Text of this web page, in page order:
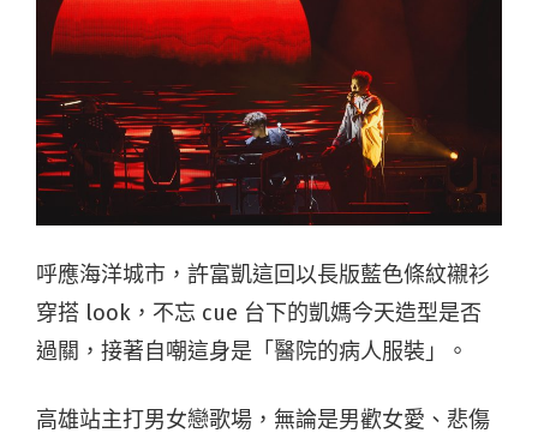
呼應海洋城市，許富凱這回以長版藍色條紋襯衫
穿搭 look，不忘 cue 台下的凱媽今天造型是否
過關，接著自嘲這身是「醫院的病人服裝」。
高雄站主打男女戀歌場，無論是男歡女愛、悲傷